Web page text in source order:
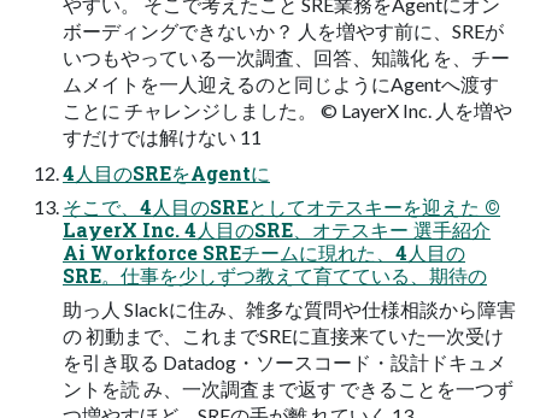
ボーディングできないか？ 人を増やす前に、SREが
いつもやっている一次調査、回答、知識化 を、チー
ムメイトを一人迎えるのと同じようにAgentへ渡す
ことに チャレンジしました。 © LayerX Inc. 人を増や
すだけでは解けない 11
4人目のSREをAgentに
そこで、4人目のSREとしてオテスキーを迎えた ©
LayerX Inc. 4人目のSRE、オテスキー 選手紹介
Ai Workforce SREチームに現れた、4人目の
SRE。仕事を少しずつ教えて育てている、期待の
助っ人 Slackに住み、雑多な質問や仕様相談から障害
の 初動まで、これまでSREに直接来ていた一次受け
を引き取る Datadog・ソースコード・設計ドキュメ
ントを読 み、一次調査まで返す できることを一つず